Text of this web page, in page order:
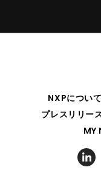
NXPについて
プレスリリー
MY